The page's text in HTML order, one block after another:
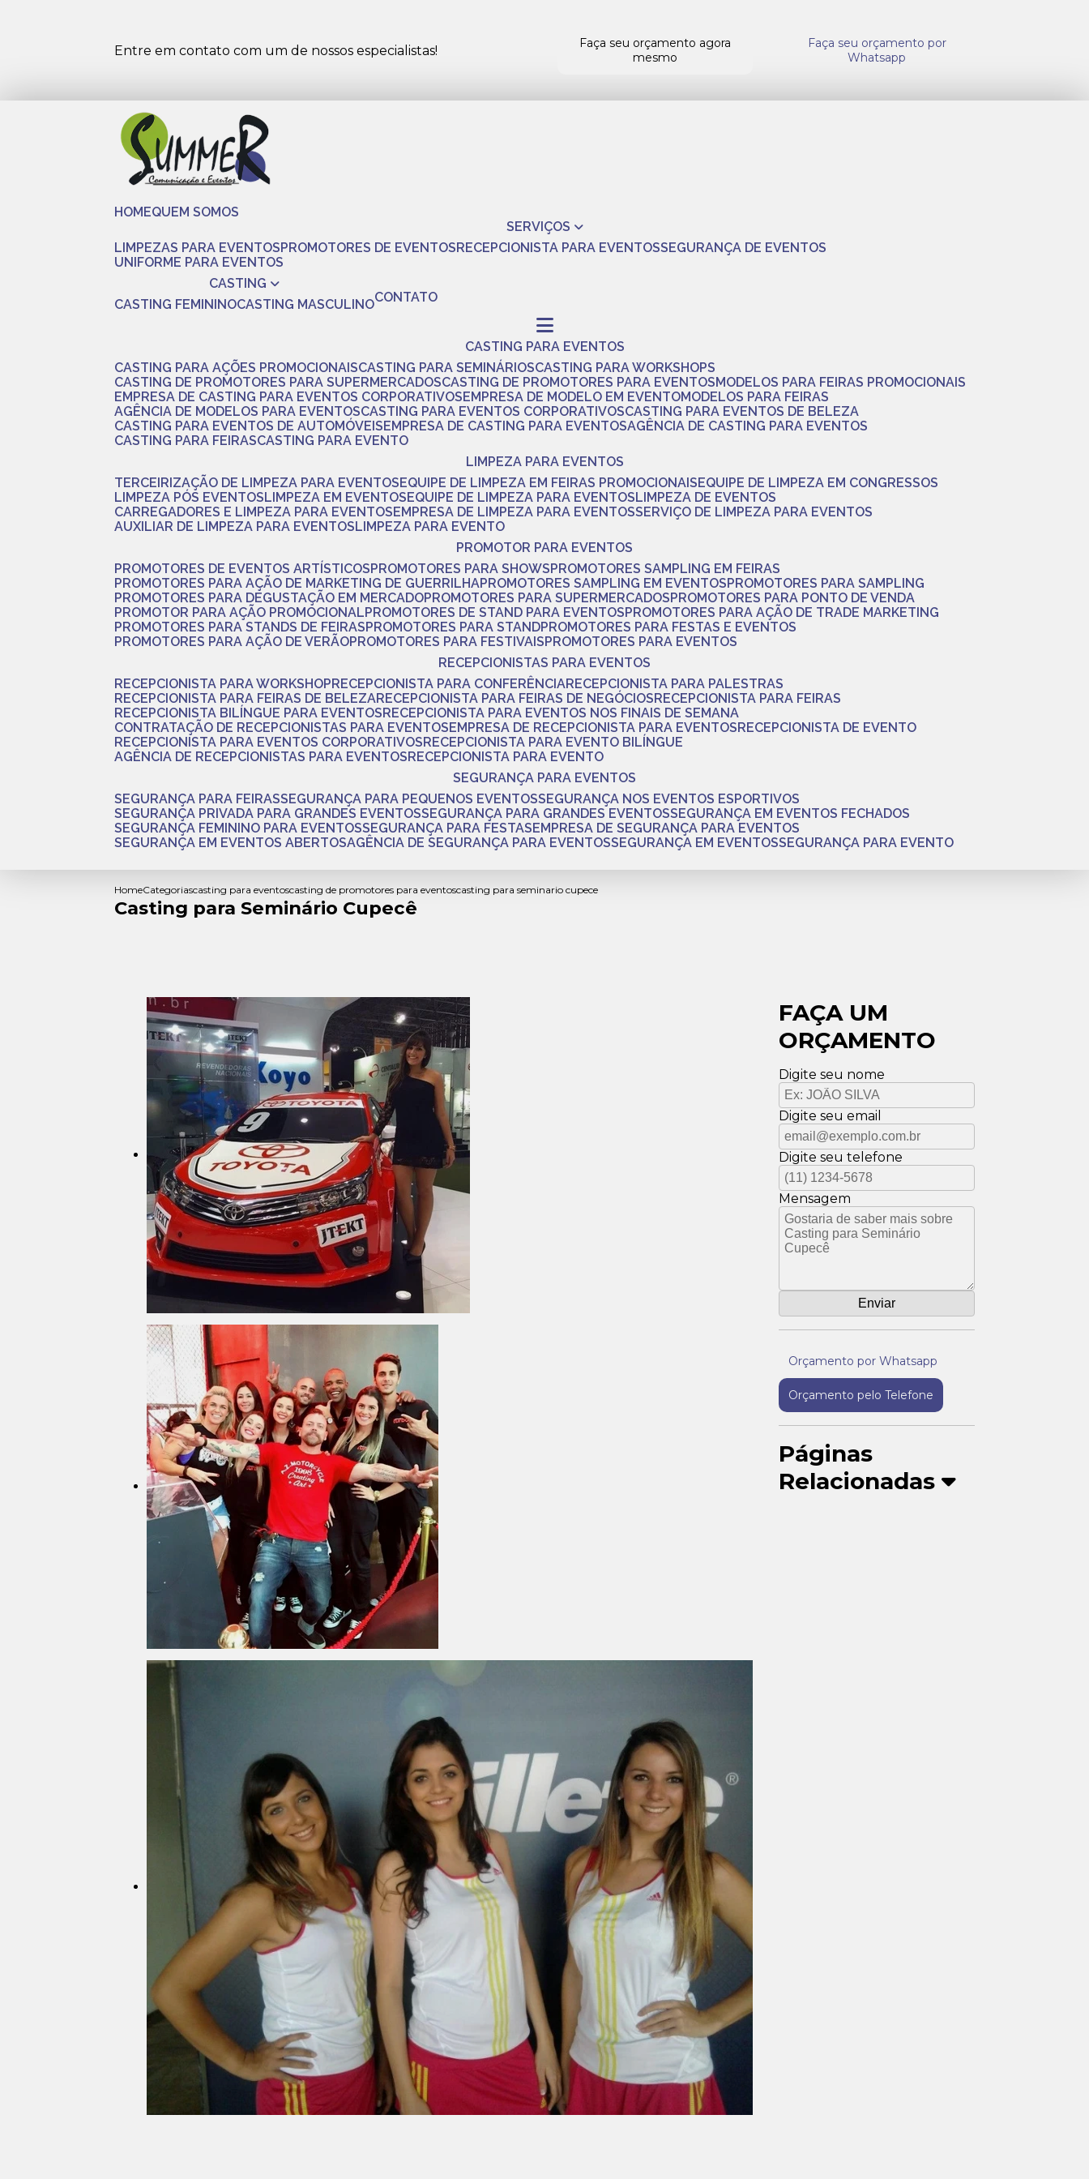
Entre em contato com um de nossos especialistas!
Faça seu orçamento agora
mesmo
Faça seu orçamento por
Whatsapp
HOME
QUEM SOMOS
SERVIÇOS
LIMPEZAS PARA EVENTOS
PROMOTORES DE EVENTOS RECEPCIONISTA PARA EVENTOS SEGURANÇA DE EVENTOS
UNIFORME PARA EVENTOS
CASTING
CASTING FEMININO CASTING MASCULINO CONTATO
CASTING PARA EVENTOS
CASTING PARA AÇÕES PROMOCIONAIS
CASTING PARA SEMINÁRIOS
CASTING PARA WORKSHOPS
CASTING DE PROMOTORES PARA SUPERMERCADOS
CASTING DE PROMOTORES PARA EVENTOS
MODELOS PARA FEIRAS PROMOCIONAIS
EMPRESA DE CASTING PARA EVENTOS CORPORATIVOS
EMPRESA DE MODELO EM EVENTO
MODELOS PARA FEIRAS
AGÊNCIA DE MODELOS PARA EVENTOS
CASTING PARA EVENTOS CORPORATIVOS
CASTING PARA EVENTOS DE BELEZA
CASTING PARA EVENTOS DE AUTOMÓVEIS
EMPRESA DE CASTING PARA EVENTOS
AGÊNCIA DE CASTING PARA EVENTOS
CASTING PARA FEIRAS
CASTING PARA EVENTO
LIMPEZA PARA EVENTOS
TERCEIRIZAÇÃO DE LIMPEZA PARA EVENTOS
EQUIPE DE LIMPEZA EM FEIRAS PROMOCIONAIS
EQUIPE DE LIMPEZA EM CONGRESSOS
LIMPEZA PÓS EVENTOS
LIMPEZA EM EVENTOS EQUIPE DE LIMPEZA PARA EVENTOS
LIMPEZA DE EVENTOS
CARREGADORES E LIMPEZA PARA EVENTOS
EMPRESA DE LIMPEZA PARA EVENTOS SERVIÇO DE LIMPEZA PARA EVENTOS
AUXILIAR DE LIMPEZA PARA EVENTOS
LIMPEZA PARA EVENTO
PROMOTOR PARA EVENTOS
PROMOTORES DE EVENTOS ARTÍSTICOS
PROMOTORES PARA SHOWS
PROMOTORES SAMPLING EM FEIRAS
PROMOTORES PARA AÇÃO DE MARKETING DE GUERRILHA PROMOTORES SAMPLING EM EVENTOS
PROMOTORES PARA SAMPLING
PROMOTORES PARA DEGUSTAÇÃO EM MERCADO PROMOTORES PARA SUPERMERCADOS
PROMOTORES PARA PONTO DE VENDA
PROMOTOR PARA AÇÃO PROMOCIONAL
PROMOTORES DE STAND PARA EVENTOS
PROMOTORES PARA AÇÃO DE TRADE MARKETING
PROMOTORES PARA STANDS DE FEIRAS
PROMOTORES PARA STAND PROMOTORES PARA FESTAS E EVENTOS
PROMOTORES PARA AÇÃO DE VERÃO PROMOTORES PARA FESTIVAIS
PROMOTORES PARA EVENTOS
RECEPCIONISTAS PARA EVENTOS
RECEPCIONISTA PARA WORKSHOP
RECEPCIONISTA PARA CONFERÊNCIA
RECEPCIONISTA PARA PALESTRAS
RECEPCIONISTA PARA FEIRAS DE BELEZA
RECEPCIONISTA PARA FEIRAS DE NEGÓCIOS
RECEPCIONISTA PARA FEIRAS
RECEPCIONISTA BILÍNGUE PARA EVENTOS
RECEPCIONISTA PARA EVENTOS NOS FINAIS DE SEMANA
CONTRATAÇÃO DE RECEPCIONISTAS PARA EVENTOS
EMPRESA DE RECEPCIONISTA PARA EVENTOS
RECEPCIONISTA DE EVENTO
RECEPCIONISTA PARA EVENTOS CORPORATIVOS
RECEPCIONISTA PARA EVENTO BILÍNGUE
AGÊNCIA DE RECEPCIONISTAS PARA EVENTOS
RECEPCIONISTA PARA EVENTO
SEGURANÇA PARA EVENTOS
SEGURANÇA PARA FEIRAS SEGURANÇA PARA PEQUENOS EVENTOS SEGURANÇA NOS EVENTOS ESPORTIVOS
SEGURANÇA PRIVADA PARA GRANDES EVENTOS SEGURANÇA PARA GRANDES EVENTOS SEGURANÇA EM EVENTOS FECHADOS
SEGURANÇA FEMININO PARA EVENTOS SEGURANÇA PARA FESTAS
EMPRESA DE SEGURANÇA PARA EVENTOS
SEGURANÇA EM EVENTOS ABERTOS
AGÊNCIA DE SEGURANÇA PARA EVENTOS SEGURANÇA EM EVENTOS SEGURANÇA PARA EVENTO
HomeCategoriascasting para eventoscasting de promotores para eventoscasting para seminario cupece
Casting para Seminário Cupecê
FAÇA UM
ORÇAMENTO
Digite seu nome
Digite seu email
Digite seu telefone
Mensagem
Orçamento por Whatsapp
Orçamento pelo Telefone
Páginas
Relacionadas